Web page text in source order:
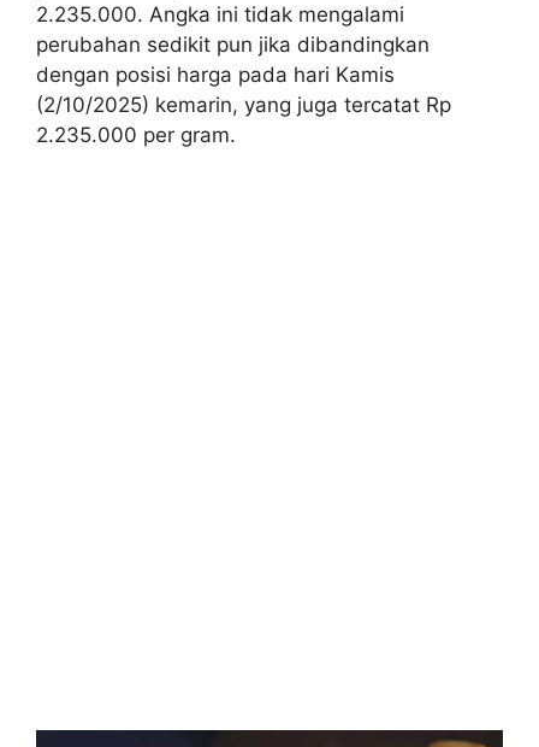
2.235.000. Angka ini tidak mengalami
perubahan sedikit pun jika dibandingkan
dengan posisi harga pada hari Kamis
(2/10/2025) kemarin, yang juga tercatat Rp
2.235.000 per gram.